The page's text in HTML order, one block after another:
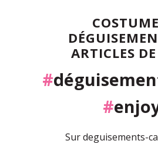
ARTICLES
#
#
Sur deguisements-